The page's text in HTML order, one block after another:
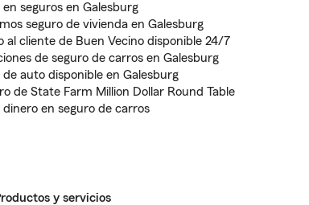
seguros en Galesburg
seguro de vivienda en Galesburg
al cliente de Buen Vecino disponible 24/7
de seguro de carros en Galesburg
de auto disponible en Galesburg
de State Farm Million Dollar Round Table
en seguro de carros
y servicios